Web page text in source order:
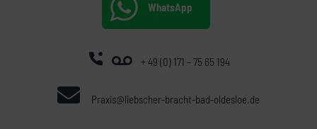
WhatsApp
+ 49 (0) 171 – 75 65 194
Praxis@liebscher-bracht-bad-oldesloe.de